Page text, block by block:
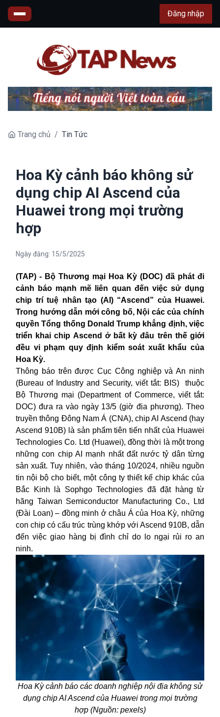
Đăng nhập
Trang chủ / Tin Tức
Hoa Kỳ cảnh báo không sử
dụng chip AI Ascend của
Huawei trong mọi trường
hợp
Ngày đăng: 15/5/2025
(TAP) - Bộ Thương mại Hoa Kỳ (DOC) đã phát đi
cảnh báo mạnh mẽ liên quan đến việc sử dụng
chip trí tuệ nhân tạo (AI) “Ascend” của Huawei.
Trong hướng dẫn mới công bố, Nội các của chính
quyền Tổng thống Donald Trump khẳng định, việc
triển khai chip Ascend ở bất kỳ đâu trên thế giới
đều vi phạm quy định kiểm soát xuất khẩu của
Hoa Kỳ.
Thông báo trên được Cục Công nghiệp và An ninh
(Bureau of Industry and Security, viết tắt: BIS) thuộc
Bộ Thương mại (Department of Commerce, viết tắt:
DOC) đưa ra vào ngày 13/5 (giờ địa phương). Theo
truyền thông Đông Nam Á (CNA), chip AI Ascend (hay
Ascend 910B) là sản phẩm tiên tiến nhất của Huawei
Technologies Co. Ltd (Huawei), đồng thời là một trong
những con chip AI mạnh nhất đất nước tỷ dân từng
sản xuất. Tuy nhiên, vào tháng 10/2024, nhiều nguồn
tin nội bộ cho biết, một công ty thiết kế chip khác của
Bắc Kinh là Sophgo Technologies đã đặt hàng từ
hãng Taiwan Semiconductor Manufacturing Co., Ltd
(Đài Loan) – đồng minh ở châu Á của Hoa Kỳ, những
con chip có cấu trúc trùng khớp với Ascend 910B, dẫn
đến việc giao hàng bị đình chỉ do lo ngại rủi ro an
ninh.
Hoa Kỳ cảnh báo các doanh nghiệp nội địa không sử
dụng chip AI Ascend của Huawei trong mọi trường
hợp (Nguồn: pexels)